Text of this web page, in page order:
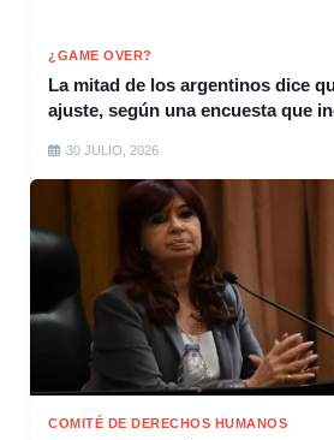
¿GAME OVER?
La mitad de los argentinos dice
ajuste, según una encuesta que
30 JULIO, 2026
COMITÉ DE DERECHOS HUMANOS